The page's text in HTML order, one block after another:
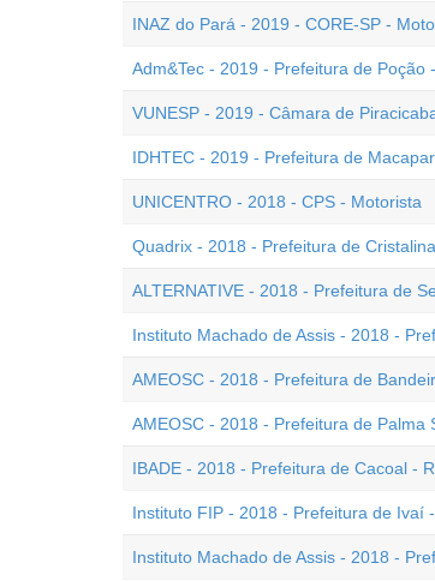
INAZ do Pará - 2019 - CORE-SP -
Adm&Tec - 2019 - Prefeitura de Poção
VUNESP - 2019 - Câmara de
IDHTEC - 2019 - Prefeitura de
UNICENTRO - 2018 - CPS - Motorista
Quadrix - 2018 - Prefeitura de
ALTERNATIVE - 2018 - Prefeitura de
Instituto Machado de Assis - 2018 -
AMEOSC - 2018 - Prefeitura de
AMEOSC - 2018 - Prefeitura de Palma
IBADE - 2018 - Prefeitura de Cacoal -
Instituto FIP - 2018 - Prefeitura de Ivaí
Instituto Machado de Assis - 2018 -